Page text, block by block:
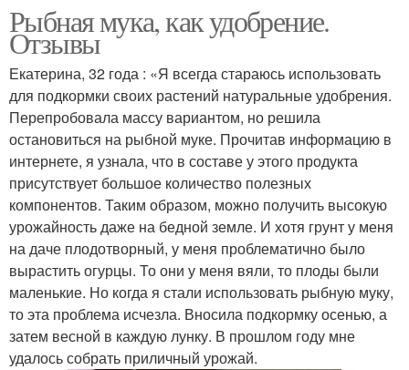
Рыбная мука, как удобрение.
Отзывы
Екатерина, 32 года : «Я всегда стараюсь использовать
для подкормки своих растений натуральные удобрения.
Перепробовала массу вариантом, но решила
остановиться на рыбной муке. Прочитав информацию в
интернете, я узнала, что в составе у этого продукта
присутствует большое количество полезных
компонентов. Таким образом, можно получить высокую
урожайность даже на бедной земле. И хотя грунт у меня
на даче плодотворный, у меня проблематично было
вырастить огурцы. То они у меня вяли, то плоды были
маленькие. Но когда я стали использовать рыбную муку,
то эта проблема исчезла. Вносила подкормку осенью, а
затем весной в каждую лунку. В прошлом году мне
удалось собрать приличный урожай.